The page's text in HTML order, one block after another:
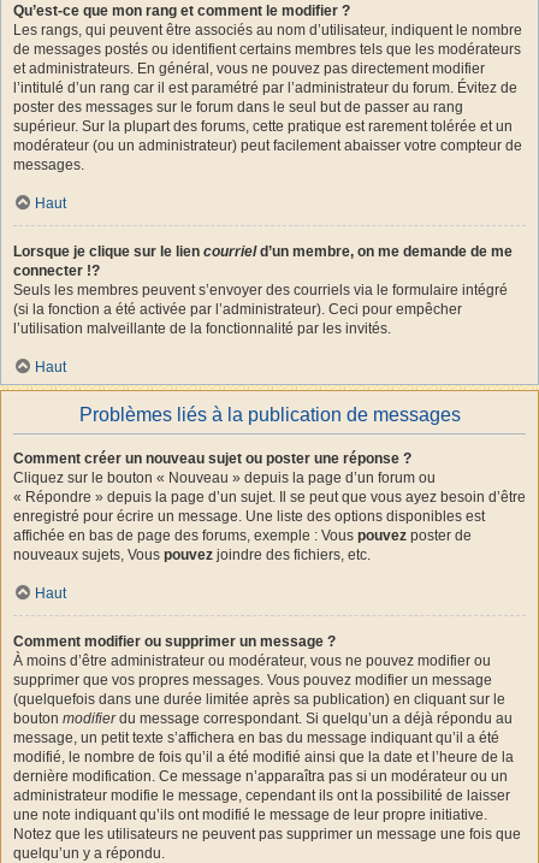
Qu’est-ce que mon rang et comment le modifier ?
Les rangs, qui peuvent être associés au nom d’utilisateur, indiquent le nombre
de messages postés ou identifient certains membres tels que les modérateurs
et administrateurs. En général, vous ne pouvez pas directement modifier
l’intitulé d’un rang car il est paramétré par l’administrateur du forum. Évitez de
poster des messages sur le forum dans le seul but de passer au rang
supérieur. Sur la plupart des forums, cette pratique est rarement tolérée et un
modérateur (ou un administrateur) peut facilement abaisser votre compteur de
messages.
Haut
Lorsque je clique sur le lien courrield’un membre, on me demande de me
connecter !?
Seuls les membres peuvent s’envoyer des courriels via le formulaire intégré
(si la fonction a été activée par l’administrateur). Ceci pour empêcher
l’utilisation malveillante de la fonctionnalité par les invités.
Haut
Problèmes liés à la publication de messages
Comment créer un nouveau sujet ou poster une réponse ?
Cliquez sur le bouton « Nouveau » depuis la page d’un forum ou
« Répondre » depuis la page d’un sujet. Il se peut que vous ayez besoin d’être
enregistré pour écrire un message. Une liste des options disponibles est
affichée en bas de page des forums, exemple : Vous pouvez poster de
nouveaux sujets, Vous pouvez joindre des fichiers, etc.
Haut
Comment modifier ou supprimer un message ?
À moins d’être administrateur ou modérateur, vous ne pouvez modifier ou
supprimer que vos propres messages. Vous pouvez modifier un message
(quelquefois dans une durée limitée après sa publication) en cliquant sur le
bouton modifierdu message correspondant. Si quelqu’un a déjà répondu au
message, un petit texte s’affichera en bas du message indiquant qu’il a été
modifié, le nombre de fois qu’il a été modifié ainsi que la date et l’heure de la
dernière modification. Ce message n’apparaîtra pas si un modérateur ou un
administrateur modifie le message, cependant ils ont la possibilité de laisser
une note indiquant qu’ils ont modifié le message de leur propre initiative.
Notez que les utilisateurs ne peuvent pas supprimer un message une fois que
quelqu’un y a répondu.